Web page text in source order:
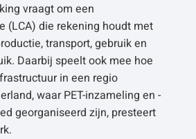
vraagt om een
(LCA) die rekening houdt met
transport, gebruik en
Daarbij speelt ook mee hoe
in een regio
waar PET-inzameling en -
georganiseerd zijn, presteert